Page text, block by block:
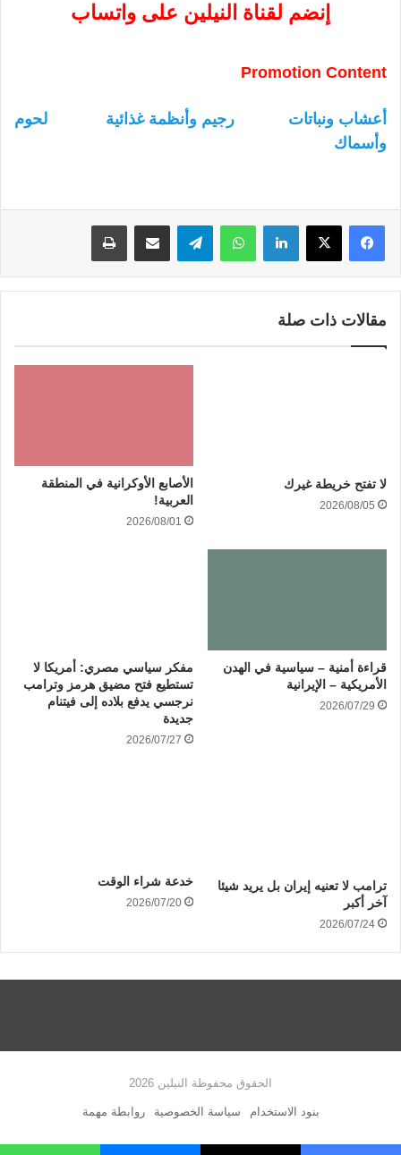
إنضم لقناة النيلين على واتساب
Promotion Content
أعشاب ونباتات رجيم وأنظمة غذائية
لحوم
وأسماك
لينكدإن واتساب
مقالات ذات صلة
لا تفتح خريطة غيرك
2026/08/05
الأصابع الأوكرانية في المنطقة
العربية!
2026/08/01
قراءة أمنية – سياسية في الهدن
الأمريكية – الإيرانية
2026/07/29
مفكر سياسي مصري: أمريكا لا
تستطيع فتح مضيق هرمز وترامب
نرجسي يدفع بلاده إلى فيتنام
جديدة
2026/07/27
ترامب لا تعنيه إيران بل يريد شيئا
آخر أكبر
2026/07/24
خدعة شراء الوقت
2026/07/20
الحقوق محفوظة النيلين 2026
بنود الاستخدام سياسة الخصوصية روابطة مهمة